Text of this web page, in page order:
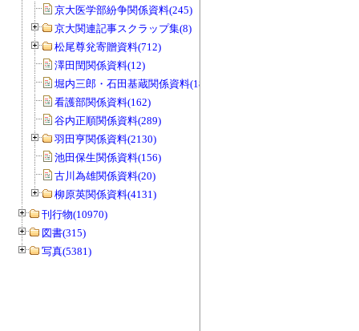
京大医学部紛争関係資料(245)
京大関連記事スクラップ集(8)
松尾尊兊寄贈資料(712)
澤田閏関係資料(12)
堀内三郎・石田基蔵関係資料(189)
看護部関係資料(162)
谷内正順関係資料(289)
羽田亨関係資料(2130)
池田保生関係資料(156)
古川為雄関係資料(20)
柳原英関係資料(4131)
刊行物(10970)
図書(315)
写真(5381)